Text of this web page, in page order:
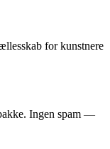
for kunstnere
Ingen spam —